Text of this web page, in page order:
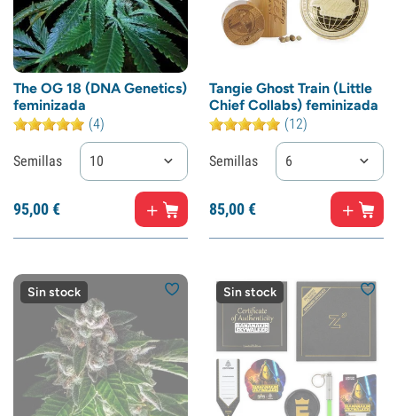
The OG 18 (DNA Genetics)
feminizada
(4)
Semillas 10
95,00€
Tangie Ghost Train (Little
Chief Collabs) feminizada
(12)
Semillas 6
85,00€
Sin stock Sin stock